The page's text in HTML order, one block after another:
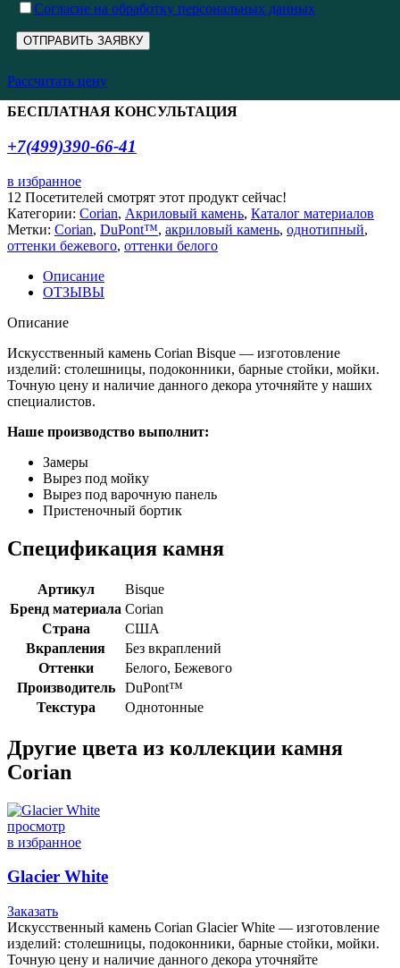
Cогласие на обработку персональных данных
Рассчитать цену
БЕСПЛАТНАЯ КОНСУЛЬТАЦИЯ
+7(499)390-66-41
в избранное
12 Посетителей смотрят этот продукт сейчас!
Категории: Corian, Акриловый камень, Каталог материалов
Метки: Corian, DuPont™, акриловый камень, однотипный,
оттенки бежевого, оттенки белого
Описание
ОТЗЫВЫ
Описание
Искусственный камень Corian Bisque — изготовление
изделий: столешницы, подоконники, барные стойки, мойки.
Точную цену и наличие данного декора уточняйте у наших
специалистов.
Наше производство выполнит:
Замеры
Вырез под мойку
Вырез под варочную панель
Пристеночный бортик
Спецификация камня
Артикул
Bisque
Бренд материала Corian
Страна
США
Вкрапления
Без вкраплений
Оттенки
Белого, Бежевого
Производитель
DuPont™
Текстура
Однотонные
Другие цвета из коллекции камня
Corian
просмотр
в избранное
Glacier White
Заказать
Искусственный камень Corian Glacier White — изготовление
изделий: столешницы, подоконники, барные стойки, мойки.
Точную цену и наличие данного декора уточняйте